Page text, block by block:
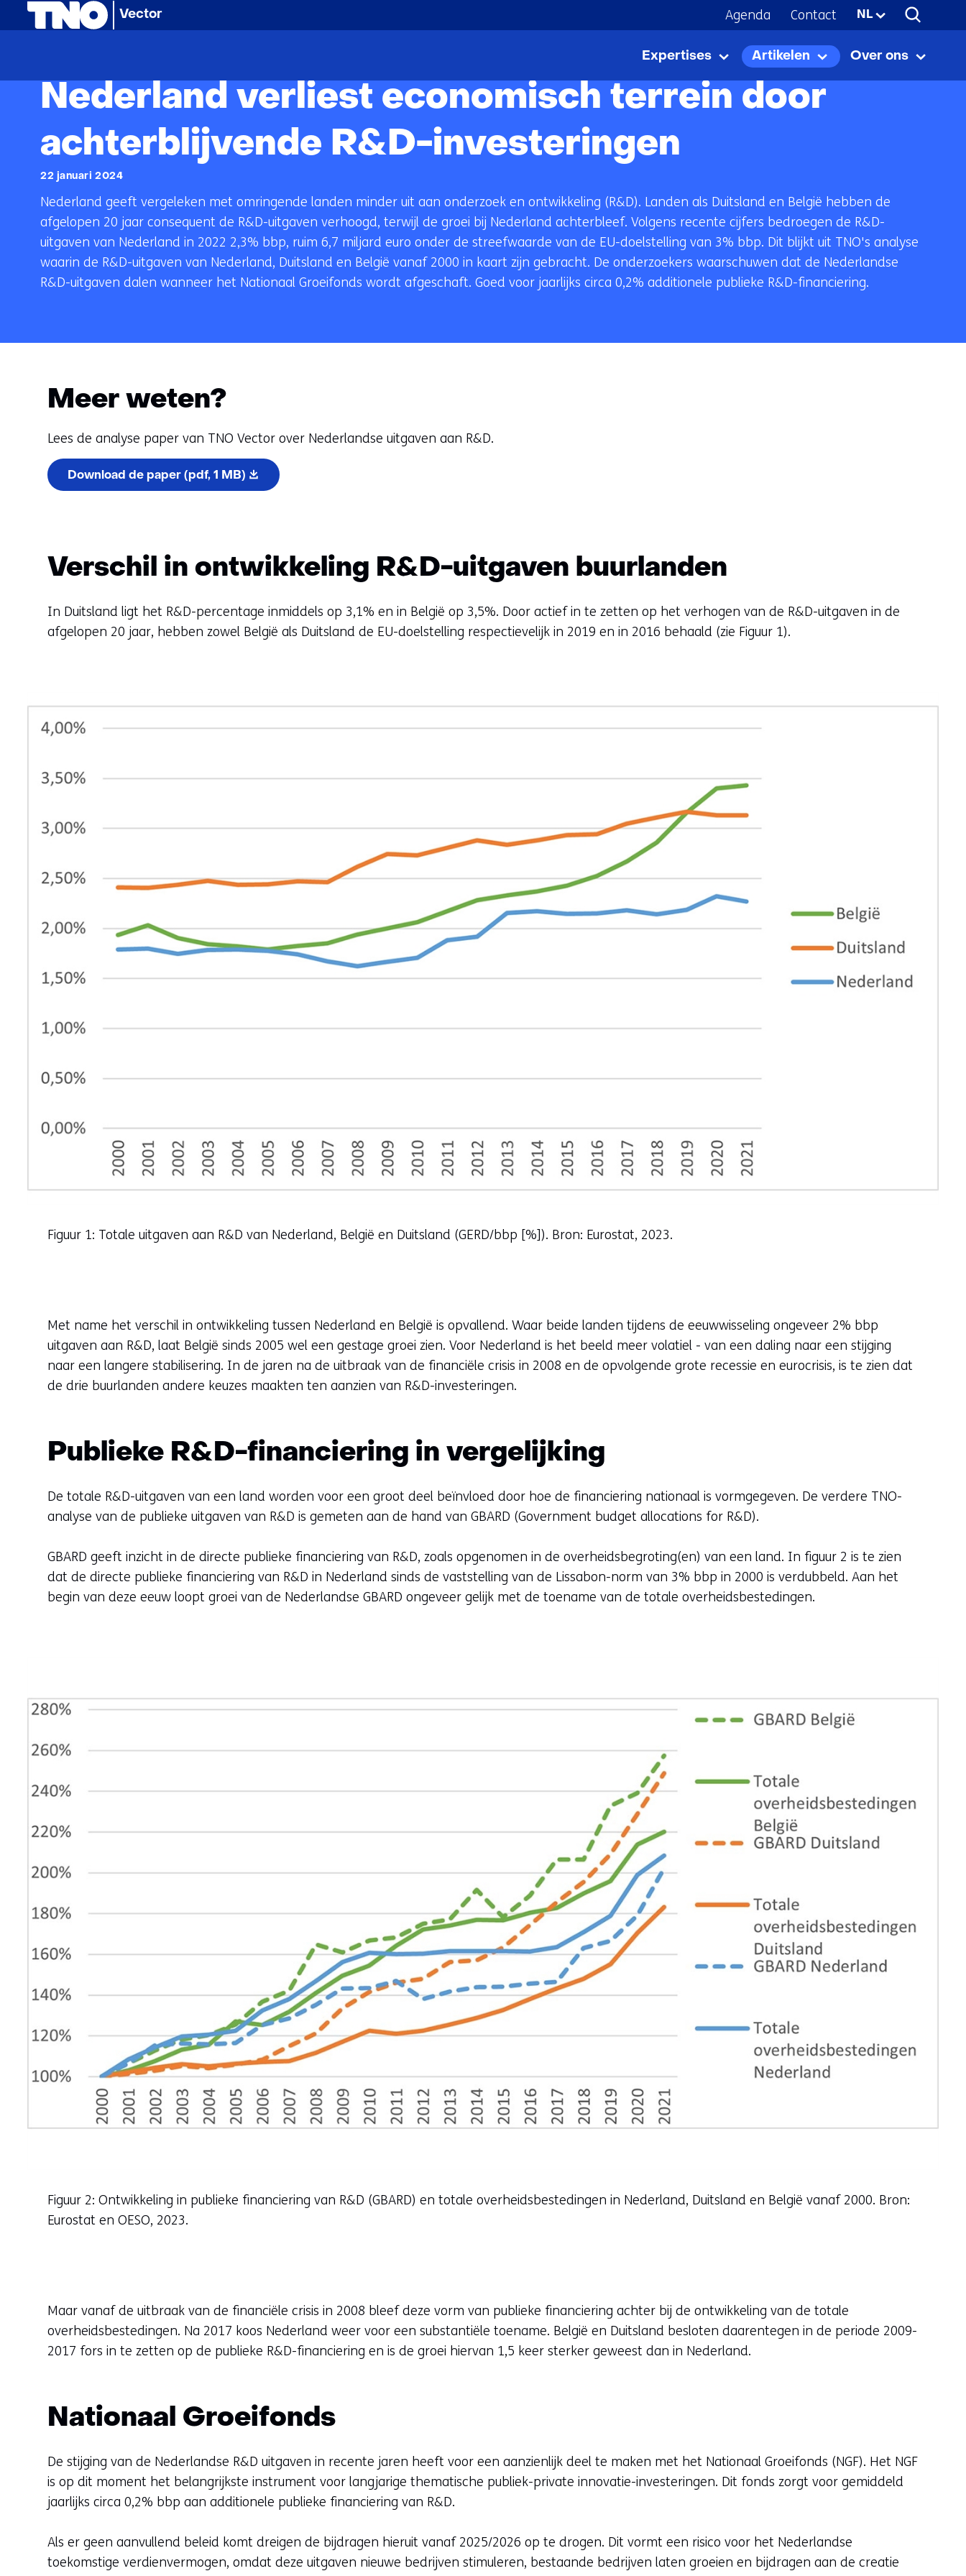
inhoud
Vector
Agenda
Contact
Geselecteerde
taal:
NL
Expertises Expertises
Uitklappen
Artikelen Artikelen
Uitklappen
Over ons
Over
ons
Nederland verliest economisch terrein door achterblijvende R&D-investeringen
Nederland verliest economisch terrein door
achterblijvende R&D-investeringen
22 januari 2024
Nederland geeft vergeleken met omringende landen minder uit aan onderzoek en ontwikkeling (R&D). Landen als Duitsland en België hebben de
afgelopen 20 jaar consequent de R&D-uitgaven verhoogd, terwijl de groei bij Nederland achterbleef. Volgens recente cijfers bedroegen de R&D-
uitgaven van Nederland in 2022 2,3% bbp, ruim 6,7 miljard euro onder de streefwaarde van de EU-doelstelling van 3% bbp. Dit blijkt uit TNO's analyse
waarin de R&D-uitgaven van Nederland, Duitsland en België vanaf 2000 in kaart zijn gebracht. De onderzoekers waarschuwen dat de Nederlandse
R&D-uitgaven dalen wanneer het Nationaal Groeifonds wordt afgeschaft. Goed voor jaarlijks circa 0,2% additionele publieke R&D-financiering.
Meer weten?
Lees de analyse paper van TNO Vector over Nederlandse uitgaven aan R&D.
Download de paper (pdf, 1 MB)
Verschil in ontwikkeling R&D-uitgaven buurlanden
In Duitsland ligt het R&D-percentage inmiddels op 3,1% en in België op 3,5%. Door actief in te zetten op het verhogen van de R&D-uitgaven in de
afgelopen 20 jaar, hebben zowel België als Duitsland de EU-doelstelling respectievelijk in 2019 en in 2016 behaald (zie Figuur 1).
Figuur 1: Totale uitgaven aan R&D van Nederland, België en Duitsland (GERD/bbp [%]). Bron: Eurostat, 2023.
Met name het verschil in ontwikkeling tussen Nederland en België is opvallend. Waar beide landen tijdens de eeuwwisseling ongeveer 2% bbp
uitgaven aan R&D, laat België sinds 2005 wel een gestage groei zien. Voor Nederland is het beeld meer volatiel - van een daling naar een stijging
naar een langere stabilisering. In de jaren na de uitbraak van de financiële crisis in 2008 en de opvolgende grote recessie en eurocrisis, is te zien dat
de drie buurlanden andere keuzes maakten ten aanzien van R&D-investeringen.
Publieke R&D-financiering in vergelijking
De totale R&D-uitgaven van een land worden voor een groot deel beïnvloed door hoe de financiering nationaal is vormgegeven. De verdere TNO-
analyse van de publieke uitgaven van R&D is gemeten aan de hand van GBARD (Government budget allocations for R&D).
GBARD geeft inzicht in de directe publieke financiering van R&D, zoals opgenomen in de overheidsbegroting(en) van een land. In figuur 2 is te zien
dat de directe publieke financiering van R&D in Nederland sinds de vaststelling van de Lissabon-norm van 3% bbp in 2000 is verdubbeld. Aan het
begin van deze eeuw loopt groei van de Nederlandse GBARD ongeveer gelijk met de toename van de totale overheidsbestedingen.
Figuur 2: Ontwikkeling in publieke financiering van R&D (GBARD) en totale overheidsbestedingen in Nederland, Duitsland en België vanaf 2000. Bron:
Eurostat en OESO, 2023.
Maar vanaf de uitbraak van de financiële crisis in 2008 bleef deze vorm van publieke financiering achter bij de ontwikkeling van de totale
overheidsbestedingen. Na 2017 koos Nederland weer voor een substantiële toename. België en Duitsland besloten daarentegen in de periode 2009-
2017 fors in te zetten op de publieke R&D-financiering en is de groei hiervan 1,5 keer sterker geweest dan in Nederland.
Nationaal Groeifonds
De stijging van de Nederlandse R&D uitgaven in recente jaren heeft voor een aanzienlijk deel te maken met het Nationaal Groeifonds (NGF). Het NGF
is op dit moment het belangrijkste instrument voor langjarige thematische publiek-private innovatie-investeringen. Dit fonds zorgt voor gemiddeld
jaarlijks circa 0,2% bbp aan additionele publieke financiering van R&D.
Als er geen aanvullend beleid komt dreigen de bijdragen hieruit vanaf 2025/2026 op te drogen. Dit vormt een risico voor het Nederlandse
toekomstige verdienvermogen, omdat deze uitgaven nieuwe bedrijven stimuleren, bestaande bedrijven laten groeien en bijdragen aan de creatie